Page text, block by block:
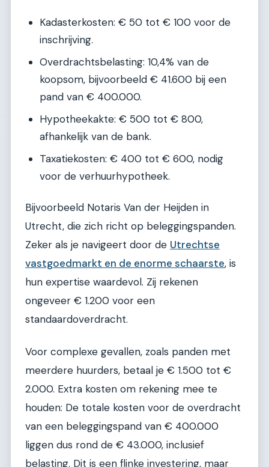
Kadasterkosten: € 50 tot € 100 voor de
inschrijving.
Overdrachtsbelasting: 10,4% van de
koopsom, bijvoorbeeld € 41.600 bij een
pand van € 400.000.
Hypotheekakte: € 500 tot € 800,
afhankelijk van de bank.
Taxatiekosten: € 400 tot € 600, nodig
voor de verhuurhypotheek.
Bijvoorbeeld Notaris Van der Heijden in
Utrecht, die zich richt op beleggingspanden.
Zeker als je navigeert door de Utrechtse
vastgoedmarkt en de enorme schaarste, is
hun expertise waardevol. Zij rekenen
ongeveer € 1.200 voor een
standaardoverdracht.
Voor complexe gevallen, zoals panden met
meerdere huurders, betaal je € 1.500 tot €
2.000. Extra kosten om rekening mee te
houden: De totale kosten voor de overdracht
van een beleggingspand van € 400.000
liggen dus rond de € 43.000, inclusief
belasting. Dit is een flinke investering, maar